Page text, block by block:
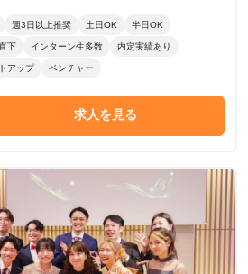
週3日以上推奨 土日OK 半日OK
下 インターン生多数 内定実績あり
アップ ベンチャー
求人を見る